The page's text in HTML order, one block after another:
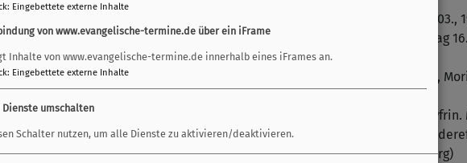
Zwischen Mir und den Anderen Montag 09.03.,
Zwischen Kampf und Kontemplation Montag
Sakristei, Barfüßer (Mittlerer Lech 1)
Abschlusstreffen, Montag, 23.03., 19.00 Uhr,
: Mechtild Enzinger (Moritzpunkt)
Zentrum Augsburg), Regina Wührl
Schopf (Methodistische Gemeinde Augsburg)
: Eingebettete externe Inhalte
von www.evangelische-termine.de über ein iFrame
Inhalte von www.evangelische-termine.de innerhalb eines iFrames an.
: Eingebettete externe Inhalte
Dienste umschalten
Schalter nutzen, um alle Dienste zu aktivieren/deaktivieren.